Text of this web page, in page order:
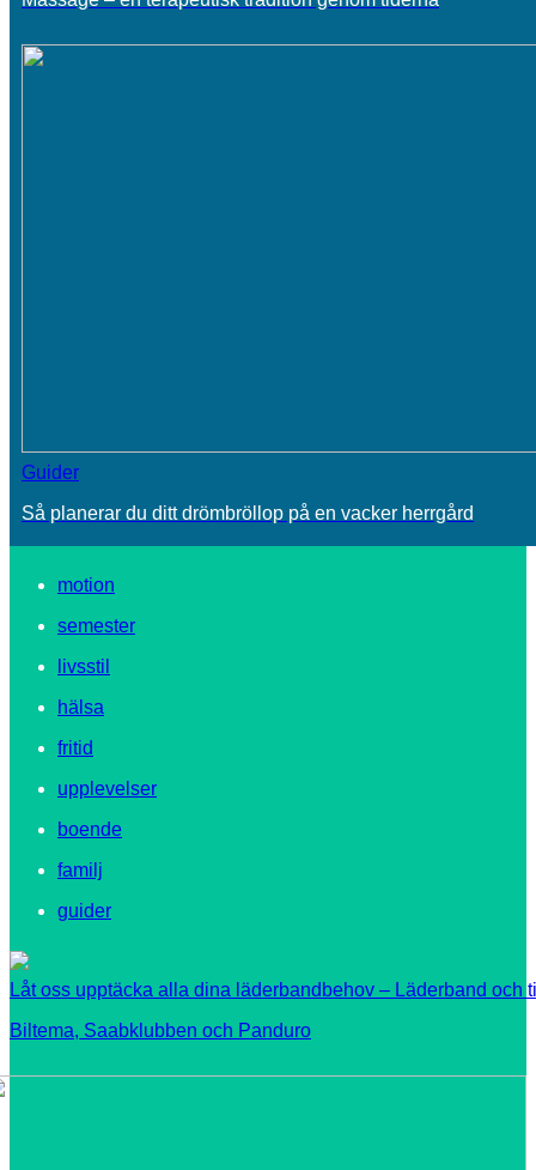
Guider
Så planerar du ditt drömbröllop på en vacker herrgård
motion
semester
livsstil
hälsa
fritid
upplevelser
boende
familj
guider
Låt oss upptäcka alla dina läderbandbehov – Läderband och
Biltema, Saabklubben och Panduro